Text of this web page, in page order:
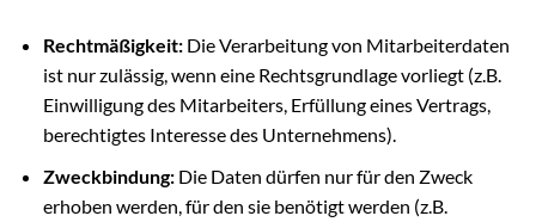
Rechtmäßigkeit:Die Verarbeitung von Mitarbeiterdaten
ist nur zulässig, wenn eine Rechtsgrundlage vorliegt (z.B.
Einwilligung des Mitarbeiters, Erfüllung eines Vertrags,
berechtigtes Interesse des Unternehmens).
Zweckbindung:Die Daten dürfen nur für den Zweck
erhoben werden, für den sie benötigt werden (z.B.